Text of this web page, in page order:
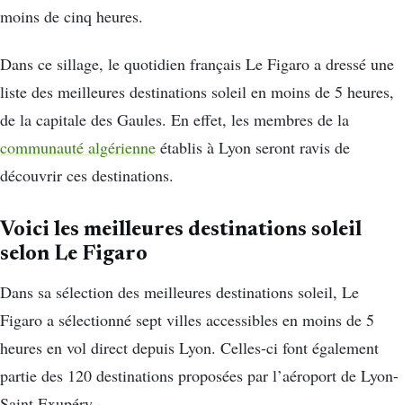
moins de cinq heures.
Dans ce sillage, le quotidien français Le Figaro a dressé une
liste des meilleures destinations soleil en moins de 5 heures,
de la capitale des Gaules. En effet, les membres de la
communauté algérienne établis à Lyon seront ravis de
découvrir ces destinations.
Voici les meilleures destinations soleil
selon Le Figaro
Dans sa sélection des meilleures destinations soleil, Le
Figaro a sélectionné sept villes accessibles en moins de 5
heures en vol direct depuis Lyon. Celles-ci font également
partie des 120 destinations proposées par l’aéroport de Lyon-